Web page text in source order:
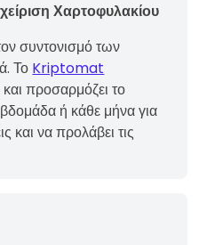
Χαρτοφυλακίου
συντονισμό των
Το Kriptomat
προσαρμόζει το
ή κάθε μήνα για
και να προλάβει τις